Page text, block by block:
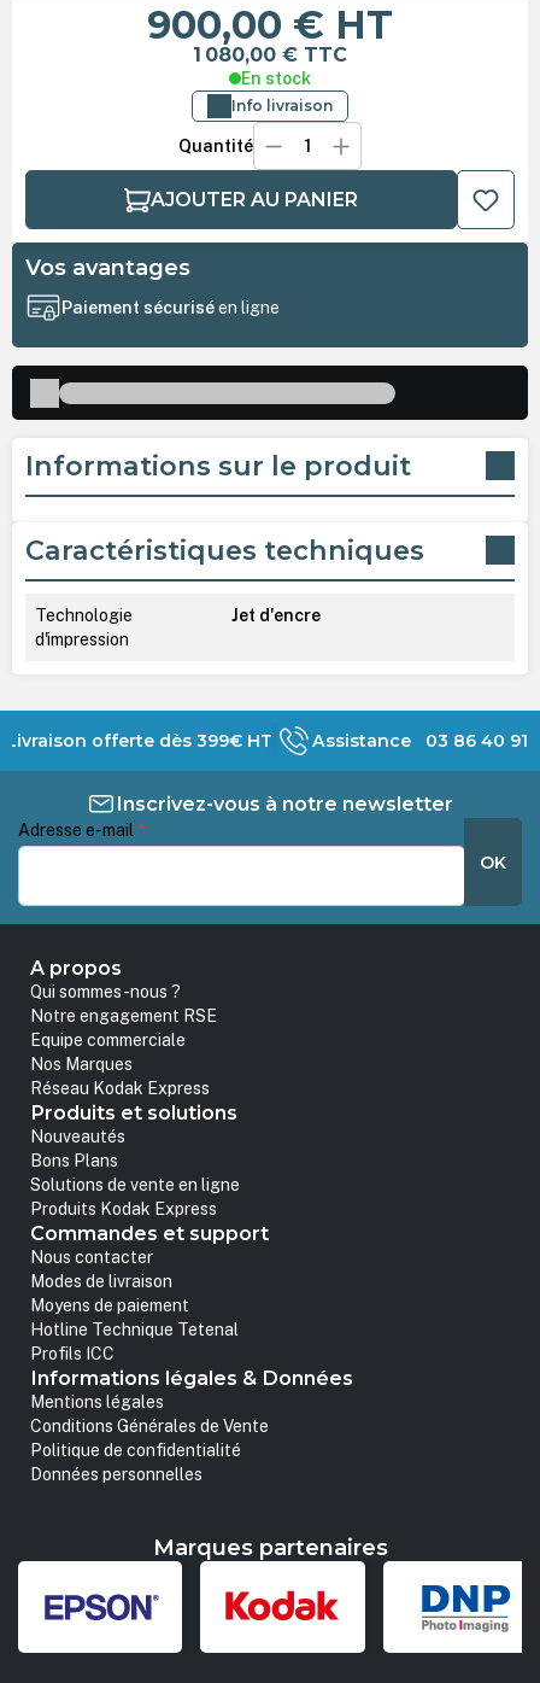
900,00 € HT
1 080,00 € TTC
En stock
Info livraison
Quantité
AJOUTER AU PANIER
Vos avantages
Paiement sécuriséen ligne
Informations sur le produit
Caractéristiques techniques
Technologie
d'impression
Jet d'encre
Livraison offerte dès 399€ HT Assistance 03 86 40 91
Inscrivez-vous à notre newsletter
Adresse e-mail *
OK
A propos
Qui sommes-nous ?
Notre engagement RSE
Equipe commerciale
Nos Marques
Réseau Kodak Express
Produits et solutions
Nouveautés
Bons Plans
Solutions de vente en ligne
Produits Kodak Express
Commandes et support
Nous contacter
Modes de livraison
Moyens de paiement
Hotline Technique Tetenal
Profils ICC
Informations légales & Données
Mentions légales
Conditions Générales de Vente
Politique de confidentialité
Données personnelles
Marques partenaires